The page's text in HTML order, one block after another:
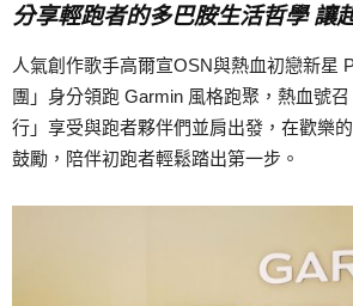
分享輕跑者的多巴胺生活哲學 讓
人氣創作歌手高爾宣OSN與熱血初戀新星
團」身分領跑 Garmin 風格跑聚，熱血號
行」享受與跑者夥伴們並肩出發，在歡樂
鼓勵，陪伴初跑者輕鬆踏出第一步。